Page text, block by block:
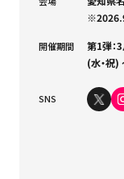
開催期間
第1弾：
(水・祝
SNS